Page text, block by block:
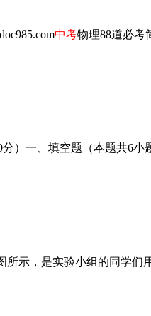
中考物理88道必考
）一、填空题（本题共6
示，是实验小组的同学们